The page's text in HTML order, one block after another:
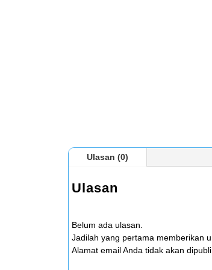
Ulasan (0)
Ulasan
Belum ada ulasan.
Jadilah yang pertama memberikan
Alamat email Anda tidak akan